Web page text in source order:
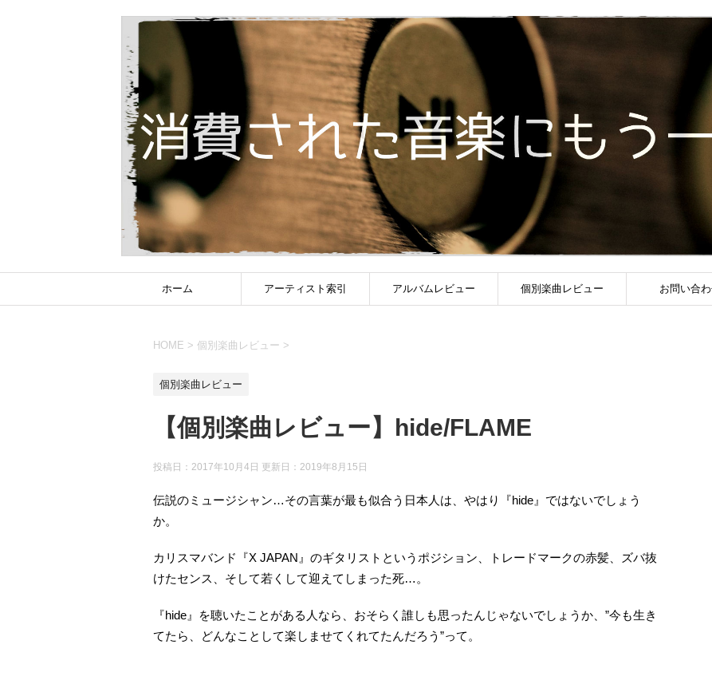
ホーム アーティスト索引 アルバムレビュー 個別楽曲レビュー お問い合
HOME > 個別楽曲レビュー >
個別楽曲レビュー
【個別楽曲レビュー】hide/FLAME
投稿日：2017年10月4日 更新日： 2019年8月15日
伝説のミュージシャン…その言葉が最も似合う日本人は、やはり『hide』ではないでしょう
か。
カリスマバンド『X JAPAN』のギタリストというポジション、トレードマークの赤髪、ズバ抜
けたセンス、そして若くして迎えてしまった死…。
『hide』を聴いたことがある人なら、おそらく誰しも思ったんじゃないでしょうか、”今も生き
てたら、どんなことして楽しませてくれてたんだろう”って。